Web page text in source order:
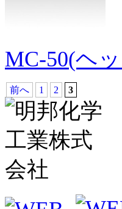
MC-50(ヘ
前へ 1 2 3